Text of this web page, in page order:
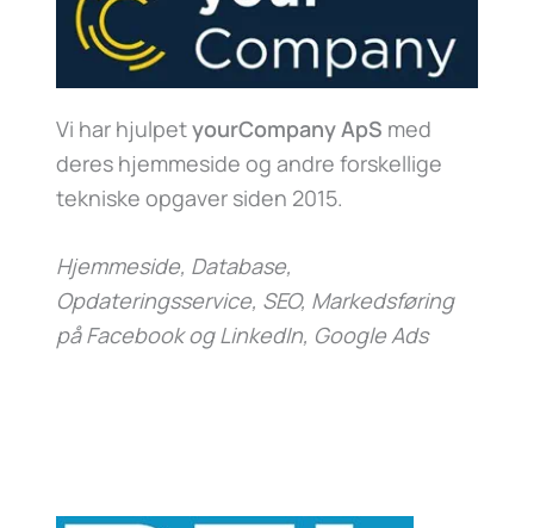
Vi har hjulpetyourCompany ApS med
deres hjemmeside og andre forskellige
tekniske opgaver siden 2015.
Hjemmeside, Database,
Opdateringsservice, SEO, Markedsføring
på Facebook og LinkedIn, Google Ads